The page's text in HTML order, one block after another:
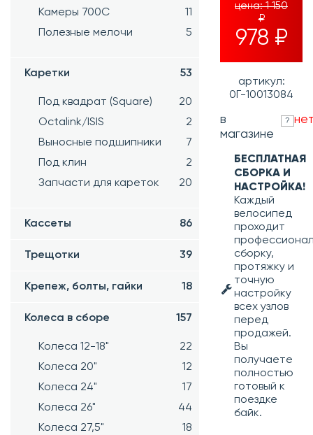
Камеры 700C
11
Полезные мелочи
5
Каретки 53
Под квадрат (Square)
20
Octalink/ISIS
2
Выносные подшипники
7
Под клин
2
Запчасти для кареток
20
Кассеты 86
Трещотки 39
Крепеж, болты, гайки 18
Колеса в сборе 157
Колеса 12-18"
22
Колеса 20"
12
Колеса 24"
17
Колеса 26"
44
Колеса 27,5"
18
цена:1 150
₽
978 ₽
артикул:
0Г-10013084
в
магазине
?
БЕСПЛАТНАЯ
СБОРКА И
НАСТРОЙКА!
Каждый
велосипед
проходит
сборку,
протяжку и
точную
настройку
всех узлов
перед
продажей.
Вы
получаете
полностью
готовый к
поездке
байк.